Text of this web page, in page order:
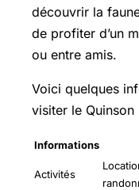
découvrir la
de profiter d’un
ou entre amis.
Voici quelques
visiter le Quinson
Informations
Activités